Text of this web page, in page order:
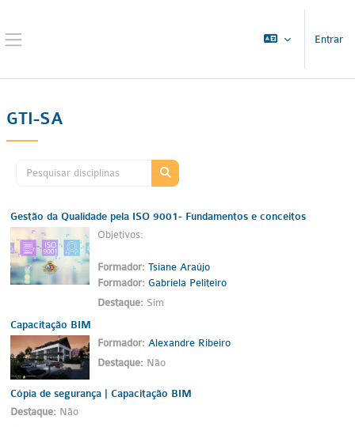
Entrar
GTI-SA
Pesquisar disciplinas
Pesquisar disciplinas
Gestão da Qualidade pela ISO 9001- Fundamentos e conceitos
Objetivos:
Formador: Tsiane Araújo
Formador: Gabriela Peliteiro
Destaque: Sim
Capacitação BIM
Formador: Alexandre Ribeiro
Destaque: Não
Cópia de segurança | Capacitação BIM
Destaque: Não